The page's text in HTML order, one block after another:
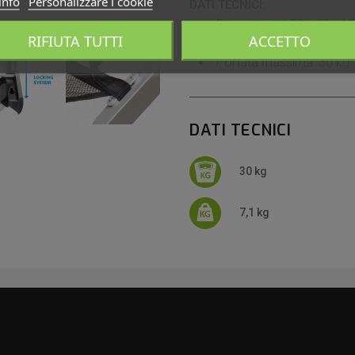
Dimensioni: 122 x 76 x
Peso: 7 kg
Portata massima: 30 kg
DATI TECNICI
30 kg
7,1 kg
RIFIUTA TUTTI ACCETTO